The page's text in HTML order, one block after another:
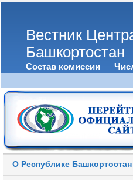
Вестник
Башкортостан
Состав комиссии
О Республике Башкортостан